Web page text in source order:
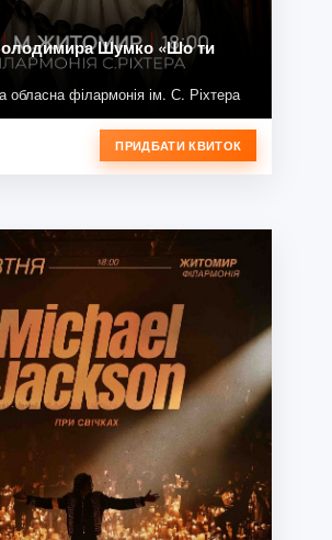
Шумко «Шо ти
обласна філармонія ім. С. Ріхтера
ПРИДБАТИ КВИТОК